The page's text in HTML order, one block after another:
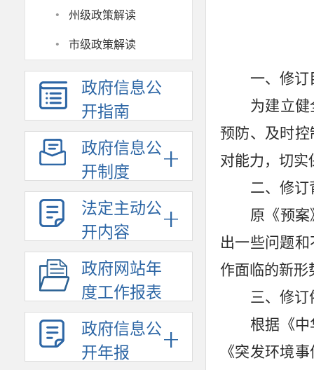
· 州级政策解读
· 市级政策解读
政府信息公
开指南
政府信息公
开制度
法定主动公
开内容
政府网站年
度工作报表
政府信息公
开年报
一、修订
为建立
预防、及时
对能力，切实
二、修订
原《预
出一些问题
作面临的新形
三、修订
根据《
《突发环境